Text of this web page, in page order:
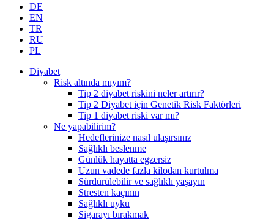
DE
EN
TR
RU
PL
Diyabet
Risk altında mıyım?
Tip 2 diyabet riskini neler artırır?
Tip 2 Diyabet için Genetik Risk Faktörleri
Tip 1 diyabet riski var mı?
Ne yapabilirim?
Hedeflerinize nasıl ulaşırsınız
Sağlıklı beslenme
Günlük hayatta egzersiz
Uzun vadede fazla kilodan kurtulma
Sürdürülebilir ve sağlıklı yaşayın
Stresten kaçının
Sağlıklı uyku
Sigarayı bırakmak